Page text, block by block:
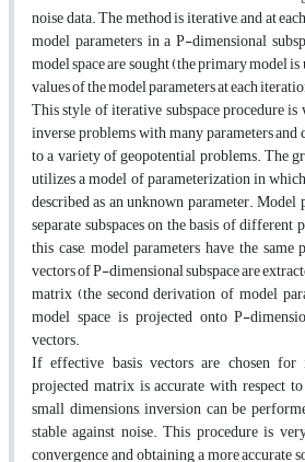
noise data. The method is iterative, and at
model parameters in a P-dimensional
model space are sought (the primary model
values of the model parameters at each
This style of iterative subspace procedure
inverse problems with many parameters
to a variety of geopotential problems. The
utilizes a model of parameterization in
described as an unknown parameter. Model
separate subspaces on the basis of
this case, model parameters have the
vectors of P-dimensional subspace are
matrix (the second derivation of model
model space is projected onto P-
vectors.
If effective basis vectors are chosen for
projected matrix is accurate with respect
small dimensions, inversion can be
stable against noise. This procedure is
convergence and obtaining a more accurate